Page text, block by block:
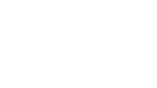
del Sevilla Femenino
con el exigente